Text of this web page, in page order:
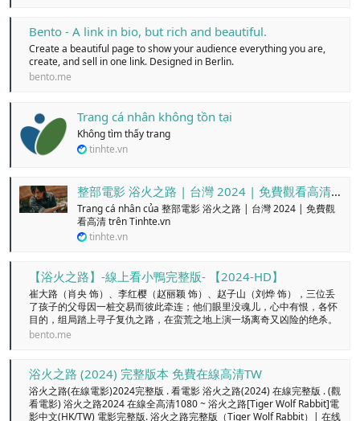
Bento - A link in bio, but rich and beautiful.
Create a beautiful page to show your audience everything you are,
create, and sell in one link. Designed in Berlin.
bento.me
Trang cá nhân không tồn tại
Không tìm thấy trang
tinhte.vn
整部電影 浴火之路 | 台灣 2024 | 免費觀看高清 - Trang cá nhân
Trang cá nhân của 整部電影 浴火之路 | 台灣 2024 | 免費觀
看高清 trên Tinhte.vn
tinhte.vn
【浴火之路】-線上看小鴨完整版- 【2024-HD】
崔大路（肖央 饰）、李红樱（赵丽颖 饰）、赵子山（刘烨 饰），三位丢
了孩子的父母因一桩交易而彼此牵连；他们眼里没魂儿，心中有恨，各怀
目的，组局踏上寻子复仇之路，在蛮荒之地上演一场离奇又凶险的绝杀。
bento.me
浴火之路 (2024) 完整版本 免費在線高清TW
浴火之路(在線電影)2024完整版 . 看電影 浴火之路(2024) 在線完整版 . (觀
看電影) 浴火之路2024 在線全高清1080 ~ 浴火之路[Tiger Wolf Rabbit]電
影中文(HK/TW) 電影完整版. 浴火之路完整版（Tiger Wolf Rabbit）| 在线